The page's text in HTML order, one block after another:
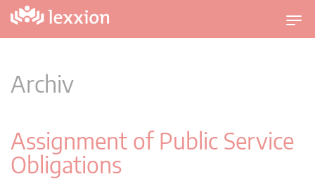
U
m
t
Archiv
Assignment of Public Service
Obligations